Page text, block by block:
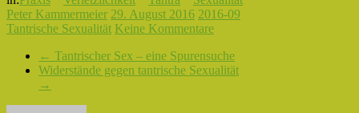
Peter Kammermeier 29. August 2016 2016-09
Tantrische Sexualität Keine Kommentare
← Tantrischer Sex – eine Spurensuche
Widerstände gegen tantrische Sexualität
→